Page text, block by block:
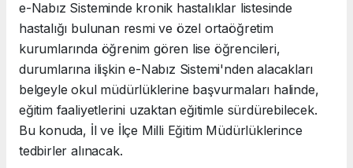
e-Nabız Sisteminde kronik hastalıklar listesinde
hastalığı bulunan resmi ve özel ortaöğretim
kurumlarında öğrenim gören lise öğrencileri,
durumlarına ilişkin e-Nabız Sistemi'nden alacakları
belgeyle okul müdürlüklerine başvurmaları halinde,
eğitim faaliyetlerini uzaktan eğitimle sürdürebilecek.
Bu konuda, İl ve İlçe Milli Eğitim Müdürlüklerince
tedbirler alınacak.